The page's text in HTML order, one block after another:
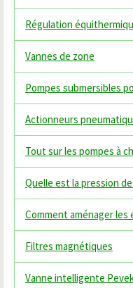
Régulation
Vannes de zone
Pompes submersibles
Actionneurs
Tout sur les pompes à
Quelle est la pression
Comment aménager les
Filtres magnétiques
Vanne intelligente